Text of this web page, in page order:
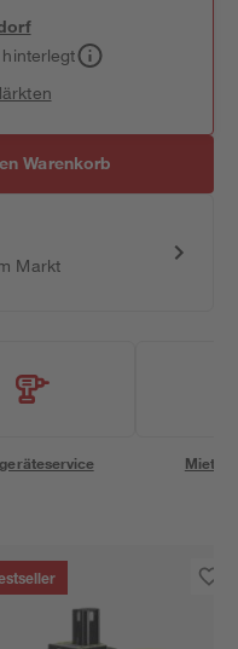
Warenkorb
Markt